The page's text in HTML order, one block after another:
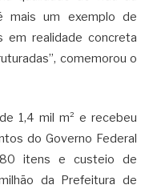
mais um exemplo de
em realidade concreta
comemorou o
1,4 mil m² e recebeu
do Governo Federal
itens e custeio de
da Prefeitura de